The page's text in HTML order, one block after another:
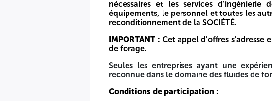
siège social est situé à l'immeuble Bali/The Legacy Luxury Hotel Alger
appel d’offres national et international restreint relatif à :
FOURNITURE DE FLUIDE DE FORAGE ET DE SERVICES
Les travaux comprennent la fourniture de services liés aux fluides de
de filtration, ainsi que les équipements de soutien nécessaires et les
personnel et toutes les autres ressources nécessaires à l'exécution du
nécessaires et les services d'ingénierie
équipements, le personnel et toutes les
reconditionnement de la SOCIÉTÉ.
IMPORTANT : Cet appel d'offres s'adresse
de forage.
Seules les entreprises ayant une
reconnue dans le domaine des fluides de
Conditions de participation :